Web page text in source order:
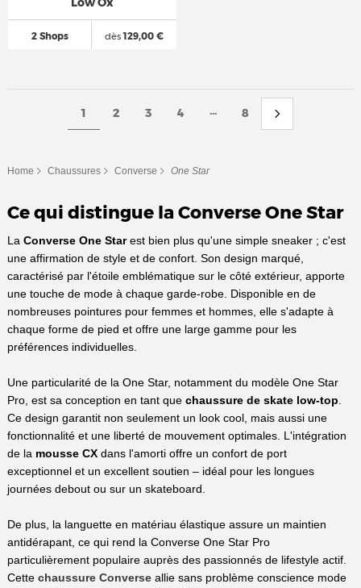
2 Shops dès129,00 €
1 2 3 4 ... 8
Home Chaussures Converse One Star
Ce qui distingue la Converse One Star
La Converse One Starest bien plus qu'une simple sneaker ; c'est
une affirmation de style et de confort. Son design marqué,
caractérisé par l'étoile emblématique sur le côté extérieur, apporte
une touche de mode à chaque garde-robe. Disponible en de
nombreuses pointures pour femmes et hommes, elle s'adapte à
chaque forme de pied et offre une large gamme pour les
préférences individuelles.
Une particularité de la One Star, notamment du modèle One Star
Pro, est sa conception en tant que chaussure de skate low-top.
Ce design garantit non seulement un look cool, mais aussi une
fonctionnalité et une liberté de mouvement optimales. L'intégration
de la mousse CXdans l'amorti offre un confort de port
exceptionnel et un excellent soutien – idéal pour les longues
journées debout ou sur un skateboard.
De plus, la languette en matériau élastique assure un maintien
antidérapant, ce qui rend la Converse One Star Pro
particulièrement populaire auprès des passionnés de lifestyle actif.
Cette chaussure Converseallie sans problème conscience mode